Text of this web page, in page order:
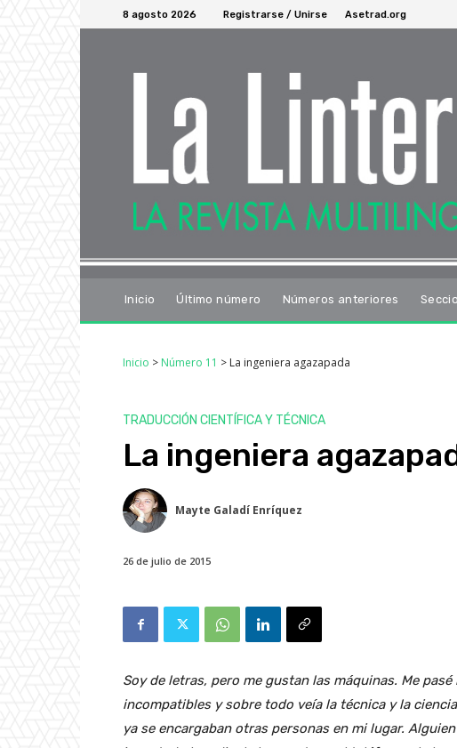
8 agosto 2026 Registrarse / Unirse Asetrad.org
Inicio Último número Números anteriores
Inicio > Número 11 > La ingeniera agazapada
TRADUCCIÓN CIENTÍFICA Y TÉCNICA
La ingeniera
Mayte Galadí Enríquez
26 de julio de 2015
Soy de letras, pero me gustan las máquinas. Me
incompatibles y sobre todo veía la técnica y la
ya se encargaban otras personas en mi lugar.